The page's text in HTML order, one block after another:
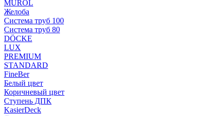
MUROL
Желоба
Система труб 100
Система труб 80
DÖCKE
LUX
PREMIUM
STANDARD
FineBer
Белый цвет
Коричневый цвет
Ступень ДПК
KasierDeck